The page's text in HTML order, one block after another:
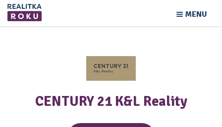
MENU
CENTURY 21 K&L Reality